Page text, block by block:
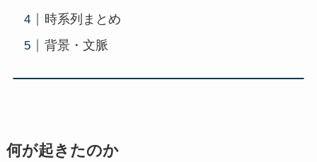
時系列まとめ
背景・文脈
何が起きたのか